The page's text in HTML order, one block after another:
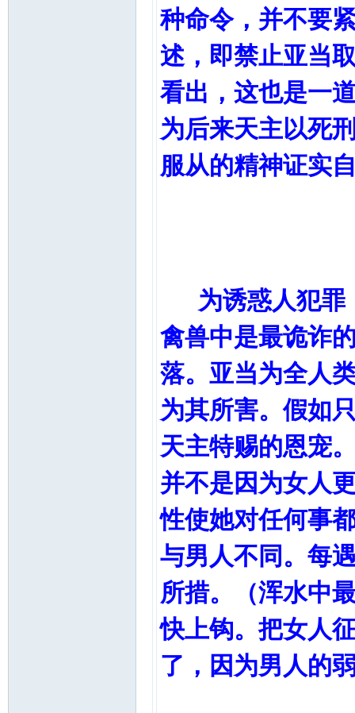
种命令，并不要
述，即禁止亚当
看出，这也是一
为后来天主以死
服从的精神证实
为诱惑人犯罪
禽兽中是最诡诈
落。亚当为全人
为其所害。假如
天主特赐的恩宠
并不是因为女人
性使她对任何事
与男人不同。每
所措。（浑水中
快上钩。把女人
了，因为男人的